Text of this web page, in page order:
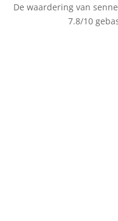
De waardering van
7.8/10